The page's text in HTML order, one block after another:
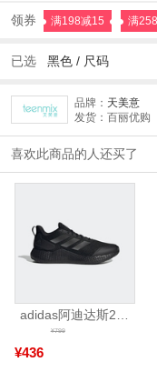
领券 满198减15 满
已选 黑色 / 尺码
品牌： 天美意
发货：百丽优购
喜欢此商品的人还买了
adidas阿迪达斯2025中性edge gamedaySPW FTW-跑步GW2499
¥436
¥799